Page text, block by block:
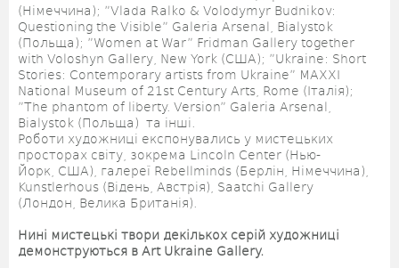
(Німеччина); ”Vlada Ralko & Volodymyr Budnikov:
Questioning the Visible” Galeria Arsenal, Bialystok
(Польща); ”Women at War” Fridman Gallery together
with Voloshyn Gallery, New York (США); ”Ukraine: Short
Stories: Contemporary artists from Ukraine” MAXXI
National Museum of 21st Century Arts, Rome (Італія);
”The phantom of liberty. Version” Galeria Arsenal,
Bialystok (Польща) та інші.
Роботи художниці експонувались у мистецьких
просторах світу, зокрема Lincoln Center (Нью-
Йорк, США), галереї Rebellminds (Берлін, Німеччина),
Kunstlerhous (Відень, Австрія), Saatchi Gallery
(Лондон, Велика Британія).
Нині мистецькі твори декількох серій художниці
демонструються в Art Ukraine Gallery.